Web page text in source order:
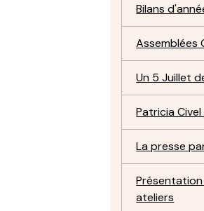
Bilans
Assemblées
Un 5 Juillet
Patricia Civel
La presse
ateliers